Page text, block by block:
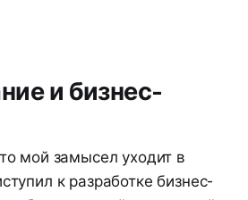
и бизнес-
мой замысел уходит в
к разработке бизнес-